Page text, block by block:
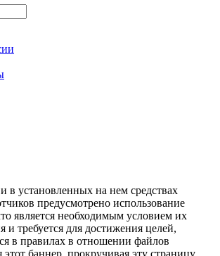
в установленных на нем средствах
предусмотрено использование
является необходимым условием их
требуется для достижения целей,
в правилах в отношении файлов